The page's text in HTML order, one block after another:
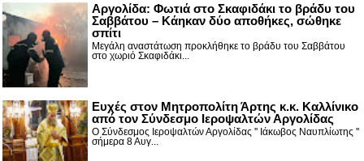
Αργολίδα: Φωτιά στο Σκαφιδάκι το βράδυ του
Σαββάτου – Κάηκαν δύο αποθήκες, σώθηκε
σπίτι
Μεγάλη αναστάτωση προκλήθηκε το βράδυ του Σαββάτου
στο χωριό Σκαφιδάκι...
Ευχές στον Μητροπολίτη Άρτης κ.κ. Καλλίνικο
από τον Σύνδεσμο Ιεροψαλτών Αργολίδας
Ο Σύνδεσμος Ιεροψαλτών Αργολίδας '' Ιάκωβος Ναυπλίωτης ''
σήμερα 8 Αυγ...